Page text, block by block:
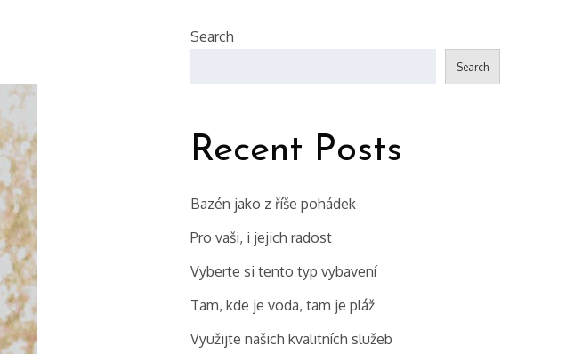
Search
Search
Recent Posts
Bazén jako z říše pohádek
Pro vaši, i jejich radost
Vyberte si tento typ vybavení
Tam, kde je voda, tam je pláž
Využijte našich kvalitních služeb